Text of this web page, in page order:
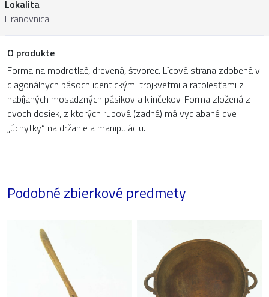
Lokalita
Hranovnica
O produkte
Forma na modrotlač, drevená, štvorec. Lícová strana zdobená v
diagonálnych pásoch identickými trojkvetmi a ratolesťami z
nabíjaných mosadzných pásikov a klinčekov. Forma zložená z
dvoch dosiek, z ktorých rubová (zadná) má vydlabané dve
„úchytky“ na držanie a manipuláciu.
Podobné zbierkové predmety